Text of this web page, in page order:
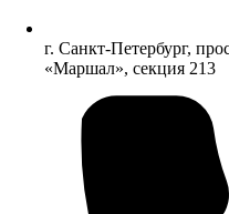
г. Санкт-Петербург,
«Маршал», секция 213